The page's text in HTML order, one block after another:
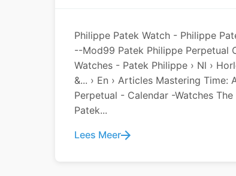
Philippe Patek Watch - Philippe
--Mod99 Patek Philippe Perpetual
Watches - Patek Philippe › Nl ›
&... › En › Articles Mastering
Perpetual - Calendar -watches
Patek...
Lees Meer